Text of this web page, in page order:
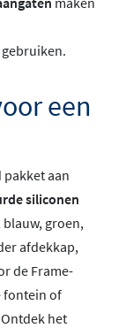
een
pakket aan
siliconen
groen,
afdekkap,
de Frame-
fontein of
het